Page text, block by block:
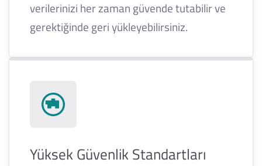
verilerinizi her zaman güvende tutabilir ve
gerektiğinde geri yükleyebilirsiniz.
Yüksek Güvenlik Standartları